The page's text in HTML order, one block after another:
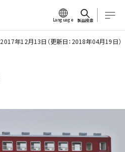
Language 製品検索
2017年12月13日（更新日：2018年04月19日）